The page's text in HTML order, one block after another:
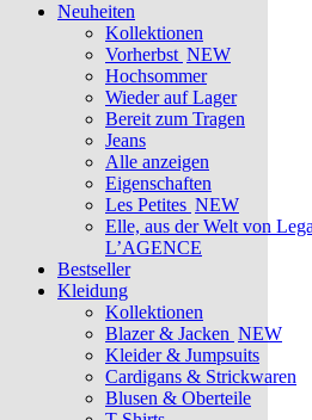
Neuheiten
Kollektionen
Vorherbst NEW
Hochsommer
Wieder auf Lager
Bereit zum Tragen
Jeans
Alle anzeigen
Eigenschaften
Les Petites NEW
Elle, aus der Welt von
L’AGENCE
Bestseller
Kleidung
Kollektionen
Blazer & Jacken NEW
Kleider & Jumpsuits
Cardigans & Strickwaren
Blusen & Oberteile